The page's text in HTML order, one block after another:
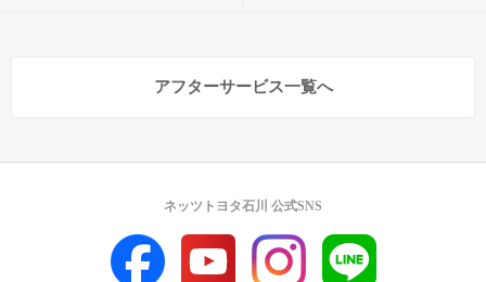
アフターサービス一覧へ
ネッツトヨタ石川 公式SNS